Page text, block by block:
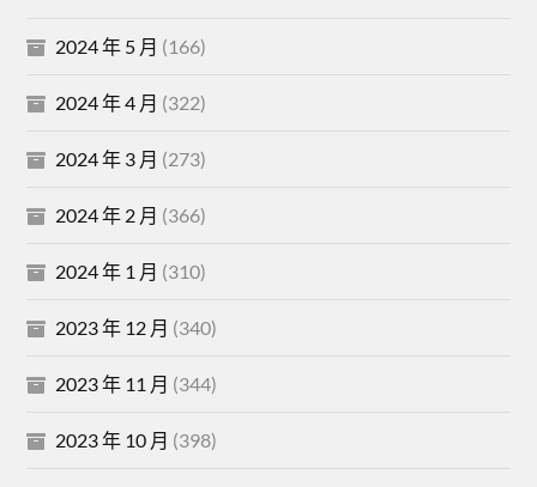
2024 年 5 月 (166)
2024 年 4 月 (322)
2024 年 3 月 (273)
2024 年 2 月 (366)
2024 年 1 月 (310)
2023 年 12 月 (340)
2023 年 11 月 (344)
2023 年 10 月 (398)